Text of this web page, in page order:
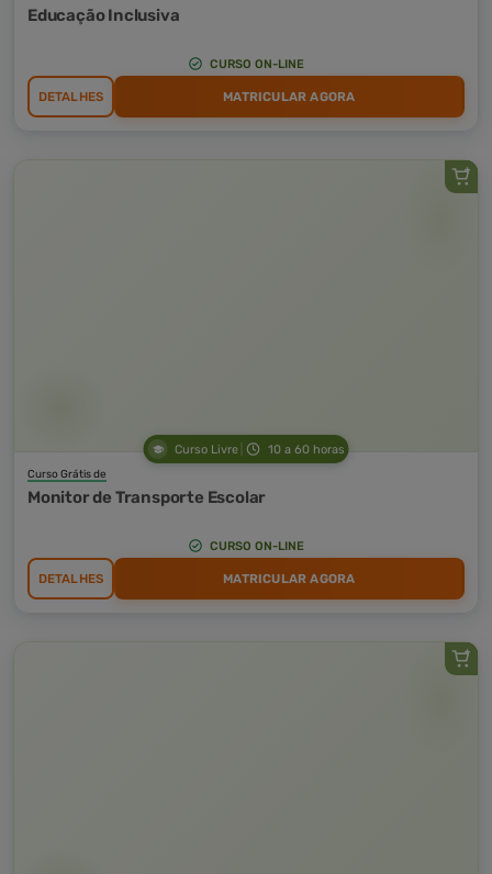
Educação Inclusiva
CURSO ON-LINE
DETALHES MATRICULAR AGORA
Curso Livre 10 a 60 horas
Curso Grátis de
Monitor de Transporte Escolar
CURSO ON-LINE
DETALHES MATRICULAR AGORA